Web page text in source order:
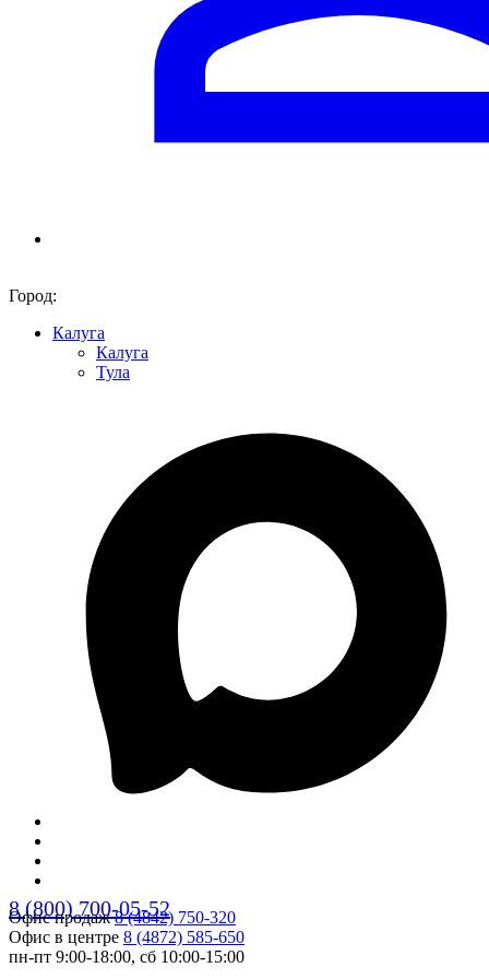
Город:
Калуга
Калуга
Тула
8 (800) 700-05-52
Офис продаж8 (4842) 750-320
Офис в центре 8 (4872) 585-650
пн-пт 9:00-18:00, сб 10:00-15:00